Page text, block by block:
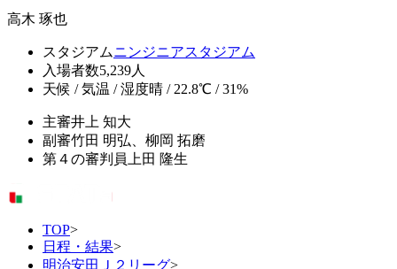
高木 琢也
スタジアムニンジニアスタジアム
入場者数5,239人
天候 / 気温 / 湿度晴 / 22.8℃ / 31%
主審井上 知大
副審竹田 明弘、柳岡 拓磨
第４の審判員 上田 隆生
TOP>
日程・結果>
明治安田Ｊ２リーグ>